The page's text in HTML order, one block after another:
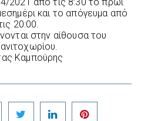
και το απόγευμα από
20:00.
στην αίθουσα του
Καμπούρης
Facebook Twitter LinkedIn